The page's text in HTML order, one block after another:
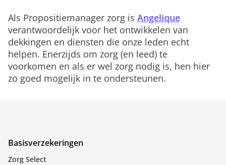
Als Propositiemanager zorg is Angelique
verantwoordelijk voor het ontwikkelen van
dekkingen en diensten die onze leden echt
helpen. Enerzijds om zorg (en leed) te
voorkomen en als er wel zorg nodig is, hen hier
zo goed mogelijk in te ondersteunen.
Basisverzekeringen
Zorg Select